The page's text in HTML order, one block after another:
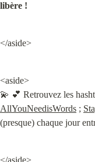
libère !
</aside>
<aside>
💫 💕 Retrouvez les
AllYouNeedisWords ;
(presque) chaque jour
</aside>